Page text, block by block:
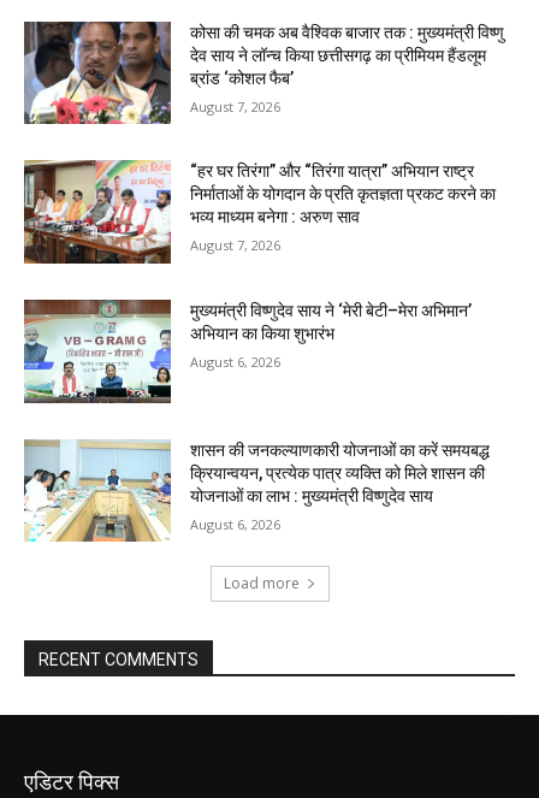
कोसा की चमक अब वैश्विक बाजार तक : मुख्यमंत्री विष्णु
देव साय ने लॉन्च किया छत्तीसगढ़ का प्रीमियम हैंडलूम
ब्रांड ‘कोशल फैब’
August 7, 2026
“हर घर तिरंगा” और “तिरंगा यात्रा” अभियान राष्ट्र
निर्माताओं के योगदान के प्रति कृतज्ञता प्रकट करने का
भव्य माध्यम बनेगा : अरुण साव
August 7, 2026
मुख्यमंत्री विष्णुदेव साय ने ‘मेरी बेटी–मेरा अभिमान’
अभियान का किया शुभारंभ
August 6, 2026
शासन की जनकल्याणकारी योजनाओं का करें समयबद्ध
क्रियान्वयन, प्रत्येक पात्र व्यक्ति को मिले शासन की
योजनाओं का लाभ : मुख्यमंत्री विष्णुदेव साय
August 6, 2026
Load more
RECENT COMMENTS
एडिटर पिक्स